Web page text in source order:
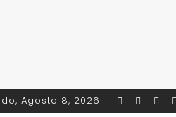
Agosto 8, 2026